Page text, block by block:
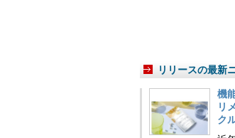
リリースの最新
機
リ
ク